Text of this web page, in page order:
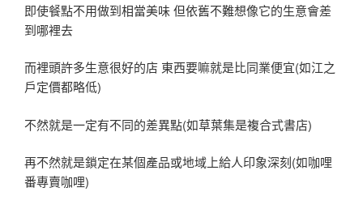
即使餐點不用做到相當美味 但依舊不難想像它的生意會差
到哪裡去
而裡頭許多生意很好的店 東西要嘛就是比同業便宜(如江之
戶定價都略低)
不然就是一定有不同的差異點(如草葉集是複合式書店)
再不然就是鎖定在某個產品或地域上給人印象深刻(如咖哩
番專賣咖哩)